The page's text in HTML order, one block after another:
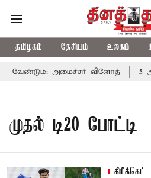
தமிழகம் தேசியம் உலகம்
வேண்டும்: அமைச்சர் வினோத் 5
முதல் டி20 போட்டி
கிரிக்கெட்